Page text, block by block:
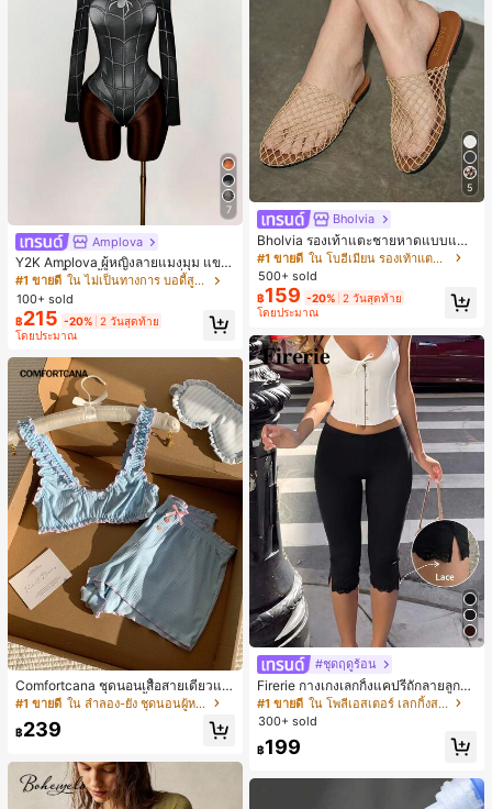
7
Amplova
Y2K Amplova ผู้หญิงลายแมงมุม แขน
ยาว คอตั้ง บอดี้สูท, สไตล์แฟชั่นดาร์ก
บอดี้สูทผู้หญิง บอดี้สูทฮาโลวีน บอดี้สูท
ลายใยแมงมุม
#1 ขายดี
ใน ไม่เป็นทางการ บอดี้สูทผู้หญิง
100+ sold
฿215 -20% 2 วันสุดท้าย
โดยประมาณ
Comfortcana ชุดนอนเสื้อสายเดี่ยวแต่
งระบายและกางเกงขาสั้นสำหรับผู้หญิง
#1 ขายดี ใน ลำลอง-ยัง ชุดนอนผู้หญิง
฿239
5
Bholvia
Bholvia รองเท้าแตะชายหาดแบบแบน
สบาย ๆ ลายฉลุมาใหม่สำหรับผู้หญิง
#1 ขายดี
ใน โบฮีเมียน รองเท้าแตะผู้หญิง
500+ sold
฿159 -20% 2 วันสุดท้าย
โดยประมาณ
#ชุดฤดูร้อน
Firerie กางเกงเลกกิ้งแคปรีถักลายลูกไม้
สีดำหรูหราสำหรับผู้หญิง อเนกประสงค์
สำหรับกีฬา แฟชั่น ชายหาด เทศกาลด
#1 ขายดี
ใน โพลีเอสเตอร์ เลกกิ้งสตรี
300+ sold
฿199